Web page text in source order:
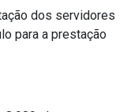
dos servidores
para a prestação